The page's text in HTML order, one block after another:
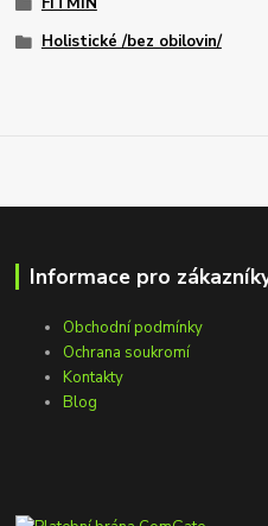
Holistické /bez obilovin/
Informace pro
Obchodní podmínky
Ochrana soukromí
Kontakty
Blog